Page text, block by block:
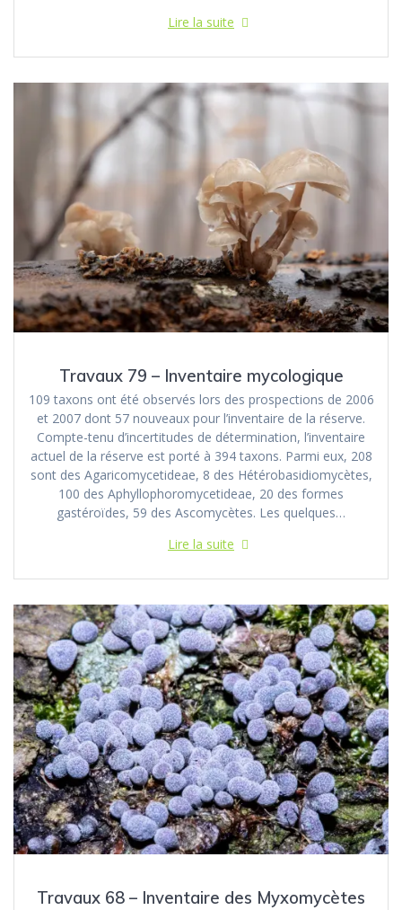
Lire la suite
Travaux 79 – Inventaire mycologique
109 taxons ont été observés lors des prospections de 2006
et 2007 dont 57 nouveaux pour l’inventaire de la réserve.
Compte-tenu d’incertitudes de détermination, l’inventaire
actuel de la réserve est porté à 394 taxons. Parmi eux, 208
sont des Agaricomycetideae, 8 des Hétérobasidiomycètes,
100 des Aphyllophoromycetideae, 20 des formes
gastéroïdes, 59 des Ascomycètes. Les quelques…
Lire la suite
Travaux 68 – Inventaire des Myxomycètes